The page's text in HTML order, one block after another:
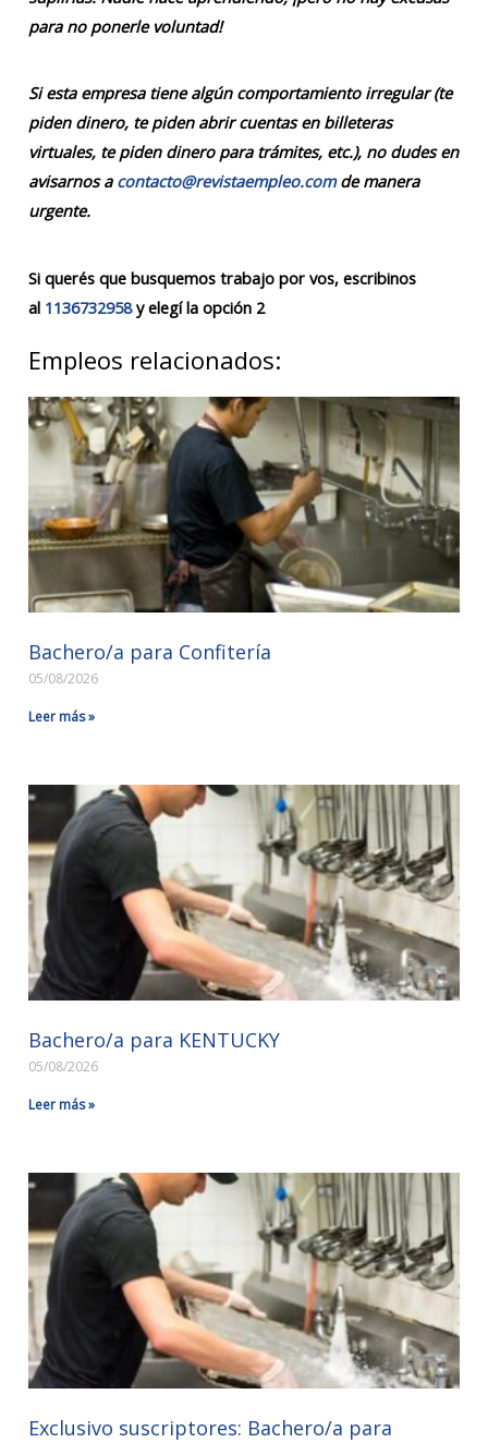
para no ponerle voluntad!
Si esta empresa tiene algún comportamiento irregular (te
piden dinero, te piden abrir cuentas en billeteras
virtuales, te piden dinero para trámites, etc.), no dudes en
avisarnos a contacto@revistaempleo.comde manera
urgente.
Si querés que busquemos trabajo por vos, escribinos
al 1136732958y elegí la opción 2
Empleos relacionados:
Bachero/a para Confitería
05/08/2026
Leer más »
Bachero/a para KENTUCKY
05/08/2026
Leer más »
Exclusivo suscriptores: Bachero/a para